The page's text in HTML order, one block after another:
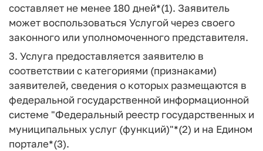
составляет не менее 180 дней*(1). Заявитель
может воспользоваться Услугой через своего
законного или уполномоченного представителя.
3. Услуга предоставляется заявителю в
соответствии с категориями (признаками)
заявителей, сведения о которых размещаются в
федеральной государственной информационной
системе "Федеральный реестр государственных и
муниципальных услуг (функций)"*(2) и на Едином
портале*(3).